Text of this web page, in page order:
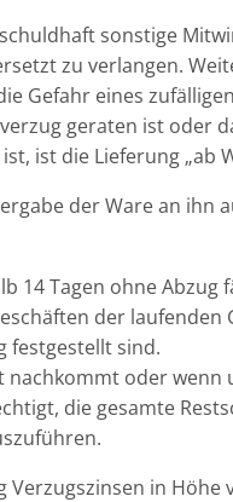
sonstige
zu verlangen.
Gefahr eines
geraten ist
ist die Lieferung „ab
der Ware an ihn
14 Tagen ohne
der
festgestellt sind.
oder
die gesamte
in